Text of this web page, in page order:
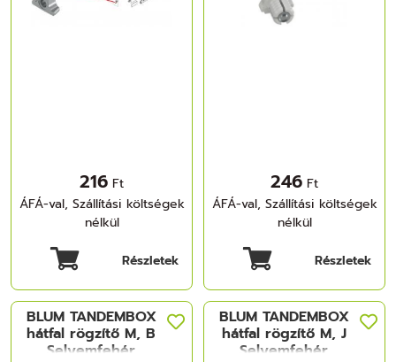
216 Ft
ÁFÁ-val, Szállítási költségek
nélkül
Részletek
246 Ft
ÁFÁ-val, Szállítási költségek
nélkül
Részletek
BLUM TANDEMBOX
hátfal rögzítő M, B
Selyemfehér
BLUM TANDEMBOX
hátfal rögzítő M, J
Selyemfehér